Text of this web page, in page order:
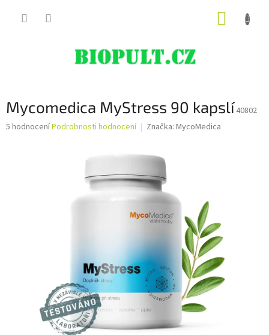
Mycomedica MyStress 90 kapslí 40802
Průměrné
5 hodnoceníPodrobnosti hodnocení Značka: MycoMedica